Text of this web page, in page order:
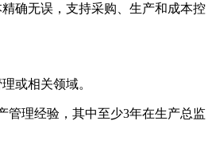
确无误，支持采购、生产和成本控
或相关领域。
管理经验，其中至少3年在生产总监